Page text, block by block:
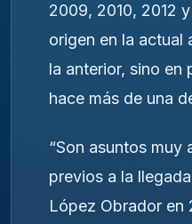
2009, 2010, 2012
origen en la actual
la anterior, sino en
hace más de una
“Son asuntos muy
previos a la
López Obrador en